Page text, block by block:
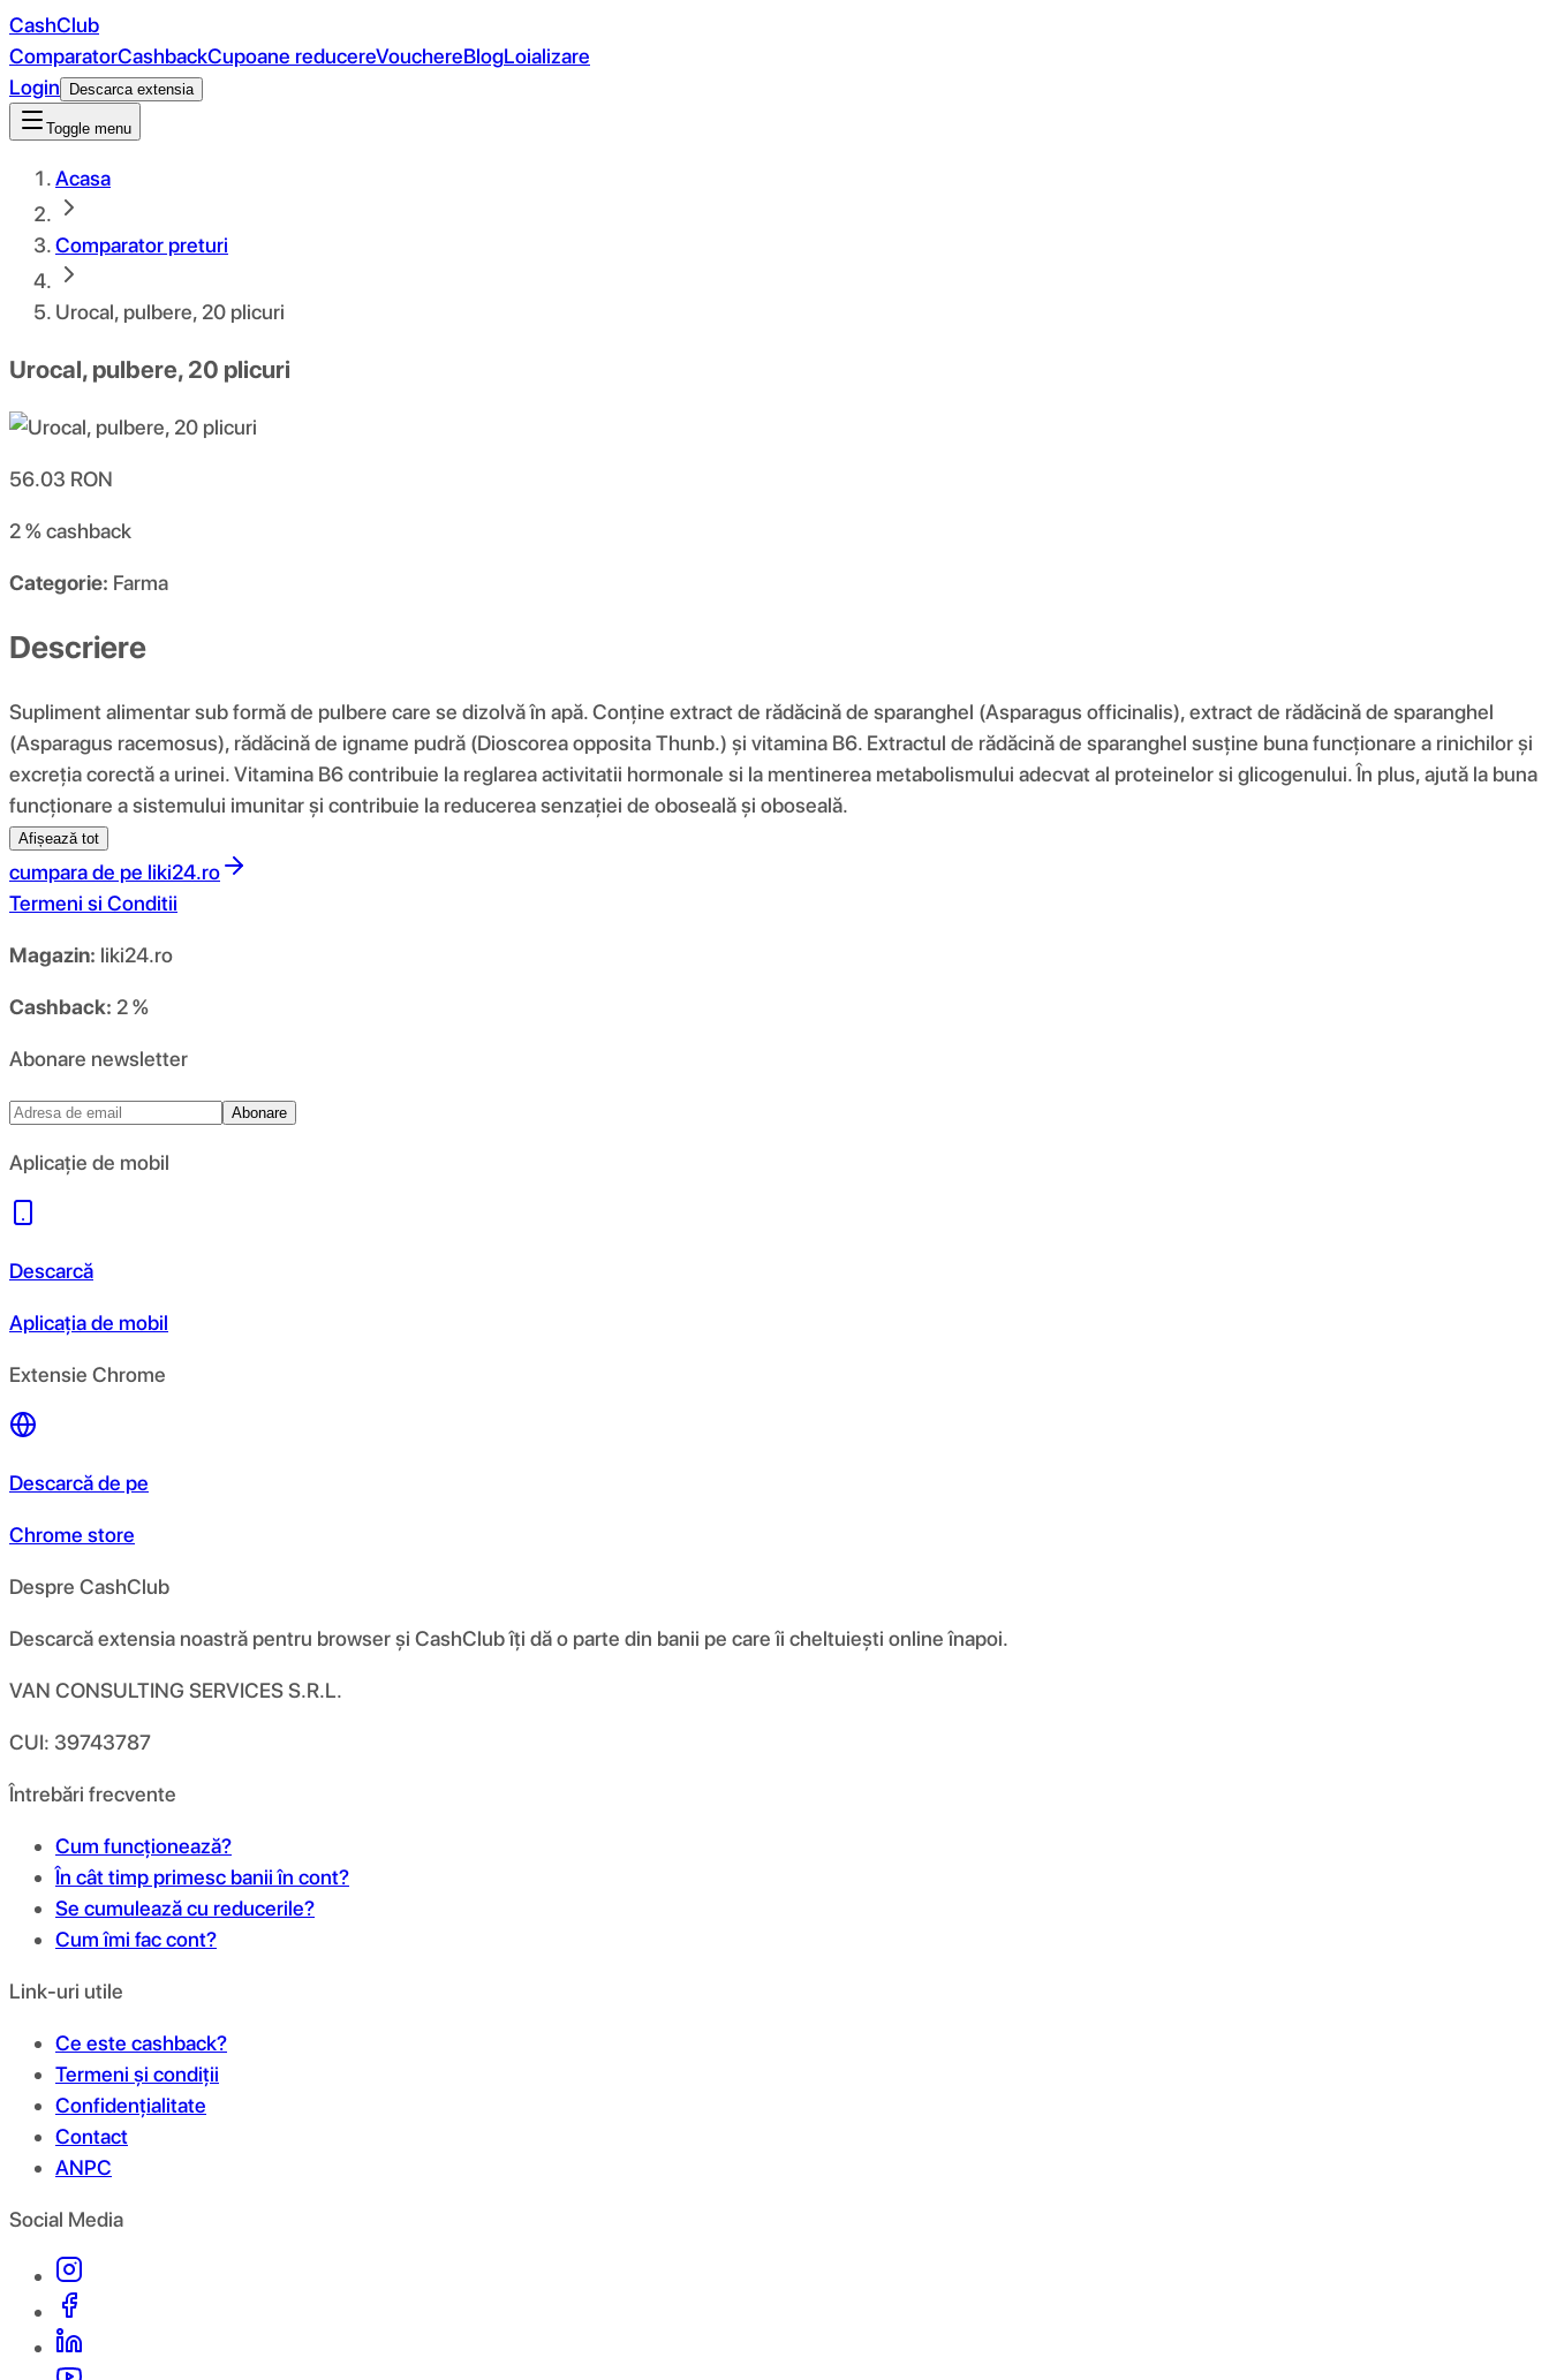
CashClub
ComparatorCashbackCupoane reducereVouchereBlogLoializare
Login
Descarca extensia
Toggle menu
Acasa
Comparator preturi
Urocal, pulbere, 20 plicuri
Urocal, pulbere, 20 plicuri
56.03 RON
2 %cashback
Categorie: Farma
Descriere
Supliment alimentar sub formă de pulbere care se dizolvă în apă. Conține extract de rădăcină de sparanghel (Asparagus officinalis), extract de rădăcină de sparanghel
(Asparagus racemosus), rădăcină de igname pudră (Dioscorea opposita Thunb.) și vitamina B6. Extractul de rădăcină de sparanghel susține buna funcționare a rinichilor și
excreția corectă a urinei. Vitamina B6 contribuie la reglarea activitatii hormonale si la mentinerea metabolismului adecvat al proteinelor si glicogenului. În plus, ajută la buna
funcționare a sistemului imunitar și contribuie la reducerea senzației de oboseală și oboseală.
Afișează tot
cumpara de pe liki24.ro
Termeni si Conditii
Magazin: liki24.ro
Cashback: 2 %
Abonare newsletter
Abonare
Aplicație de mobil
Descarcă
Aplicația de mobil
Extensie Chrome
Descarcă de pe
Chrome store
Despre CashClub
Descarcă extensia noastră pentru browser și CashClub îți dă o parte din banii pe care îi cheltuiești online înapoi.
VAN CONSULTING SERVICES S.R.L.
CUI: 39743787
Întrebări frecvente
Cum funcționează?
În cât timp primesc banii în cont?
Se cumulează cu reducerile?
Cum îmi fac cont?
Link-uri utile
Ce este cashback?
Termeni și condiții
Confidențialitate
Contact
ANPC
Social Media